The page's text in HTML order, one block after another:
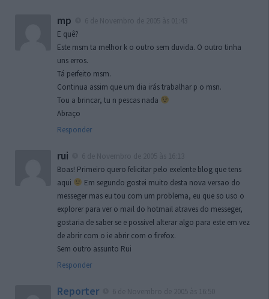
mp
E quê?
Este msm ta melhor k o outro sem duvida. O outro tinha
uns erros.
Tá perfeito msm.
Continua assim que um dia irás trabalhar p o msn.
Tou a brincar, tu n pescas nada
Abraço
Responder
rui
Boas! Primeiro quero felicitar pelo exelente blog que tens
aqui
Em segundo gostei muito desta nova versao do
messeger mas eu tou com um problema, eu que so uso o
explorer para ver o mail do hotmail atraves do messeger,
gostaria de saber se e possivel alterar algo para este em vez
de abrir com o ie abrir com o firefox.
Sem outro assunto Rui
Responder
Reporter